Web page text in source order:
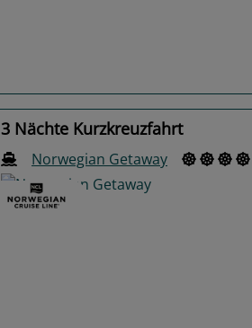
3 Nächte Kurzkreuzfahrt
Norwegian Getaway